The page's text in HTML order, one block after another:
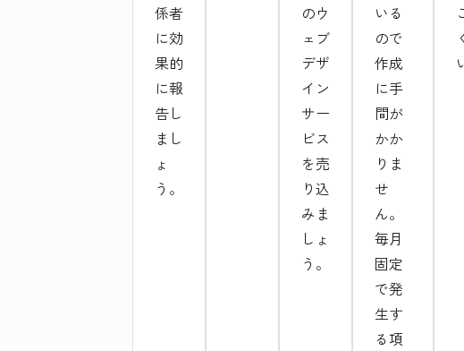
係者
に効
果的
に報
告し
まし
ょ
う。
のウ
ェブ
デザ
イン
サー
ビス
を売
り込
みま
しょ
う。
いる
ので
作成
に手
間が
かか
りま
せ
ん。
毎月
固定
で発
生す
る項